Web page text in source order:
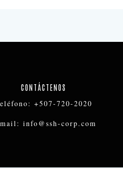
CONTÁCTENOS
+507-720-2020
info@ssh-corp.com